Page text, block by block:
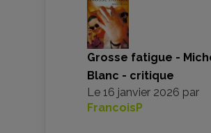
Grosse fatigue -
Blanc - critique
Le 16 janvier 2026 par
FrancoisP